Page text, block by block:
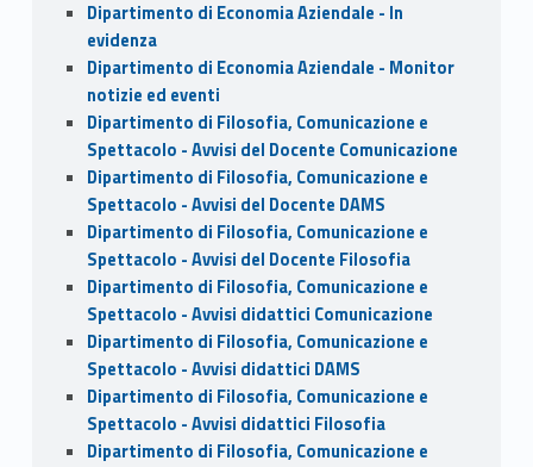
Dipartimento di Economia Aziendale - In
evidenza
Dipartimento di Economia Aziendale - Monitor
notizie ed eventi
Dipartimento di Filosofia, Comunicazione e
Spettacolo - Avvisi del Docente Comunicazione
Dipartimento di Filosofia, Comunicazione e
Spettacolo - Avvisi del Docente DAMS
Dipartimento di Filosofia, Comunicazione e
Spettacolo - Avvisi del Docente Filosofia
Dipartimento di Filosofia, Comunicazione e
Spettacolo - Avvisi didattici Comunicazione
Dipartimento di Filosofia, Comunicazione e
Spettacolo - Avvisi didattici DAMS
Dipartimento di Filosofia, Comunicazione e
Spettacolo - Avvisi didattici Filosofia
Dipartimento di Filosofia, Comunicazione e